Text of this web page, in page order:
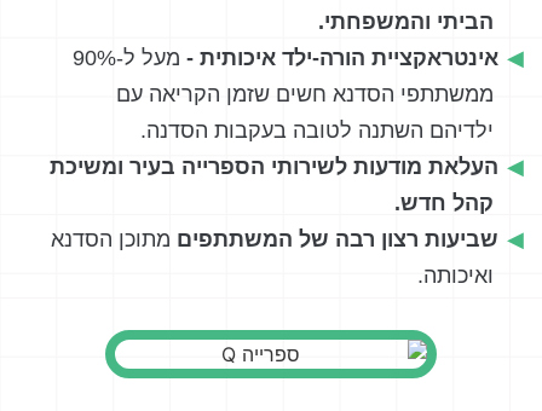
הביתי והמשפחתי.
אינטראקציית הורה-ילד איכותית -
מעל ל-90%
ממשתתפי הסדנא חשים שזמן הקריאה עם
ילדיהם השתנה לטובה בעקבות הסדנה.
העלאת מודעות לשירותי הספרייה בעיר ומשיכת
קהל חדש.
שביעות רצון רבה של המשתתפים מתוכן הסדנא
ואיכותה.